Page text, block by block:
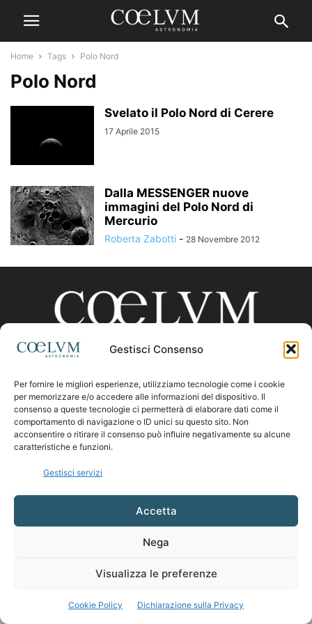
Gestisci Consenso
Per fornire le migliori esperienze, utilizziamo tecnologie come i cookie
per memorizzare e/o accedere alle informazioni del dispositivo. Il
consenso a queste tecnologie ci permetterà di elaborare dati come il
comportamento di navigazione o ID unici su questo sito. Non
acconsentire o ritirare il consenso può influire negativamente su alcune
caratteristiche e funzioni.
Gestisci servizi
Accetta
Nega
Visualizza le preferenze
Cookie Policy Dichiarazione sulla Privacy
Home Tags Polo Nord
Polo Nord
Svelato il Polo Nord di Cerere
17 Aprile 2015
Dalla MESSENGER nuove
immagini del Polo Nord di
Mercurio
Roberta Zabotti - 28 Novembre 2012
CHI SIAMO
Contattaci:coelumastro@coelum.com